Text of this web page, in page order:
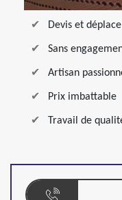
Devis et
Sans
Artisan
Prix imbattable
Travail de